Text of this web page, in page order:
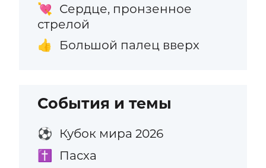
💘 Сердце, пронзенное
стрелой
👍 Большой палец вверх
События и темы
⚽ Кубок мира 2026
✝️ Пасха